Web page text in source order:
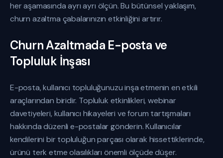
her aşamasında ayrı ayrı ölçün. Bu bütünsel yaklaşım,
churn azaltma çabalarınızın etkinliğini artırır.
Churn Azaltmada E-posta ve
Topluluk İnşası
E-posta, kullanıcı topluluğunuzu inşa etmenin en etkili
araçlarından biridir. Topluluk etkinlikleri, webinar
davetiyeleri, kullanıcı hikayeleri ve forum tartışmaları
hakkında düzenli e-postalar gönderin. Kullanıcılar
kendilerini bir topluluğun parçası olarak hissettiklerinde,
ürünü terk etme olasılıkları önemli ölçüde düşer.